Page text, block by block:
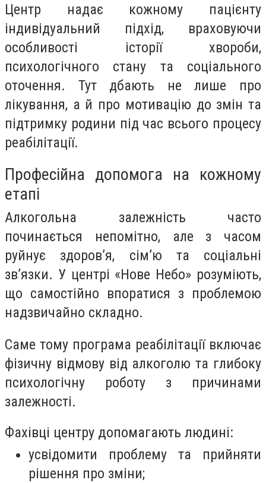
Центр надає кожному пацієнту
індивідуальний підхід, враховуючи
особливості історії хвороби,
психологічного стану та соціального
оточення. Тут дбають не лише про
лікування, а й про мотивацію до змін та
підтримку родини під час всього процесу
реабілітації.
Професійна допомога на кожному
етапі
Алкогольна залежність часто
починається непомітно, але з часом
руйнує здоров’я, сім’ю та соціальні
зв’язки. У центрі «Нове Небо» розуміють,
що самостійно впоратися з проблемою
надзвичайно складно.
Саме тому програма реабілітації включає
фізичну відмову від алкоголю та глибоку
психологічну роботу з причинами
залежності.
Фахівці центру допомагають людині:
усвідомити проблему та прийняти
рішення про зміни;